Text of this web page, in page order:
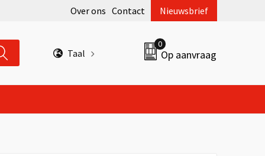
Over ons Contact Nieuwsbrief
Taal
0
Op aanvraag